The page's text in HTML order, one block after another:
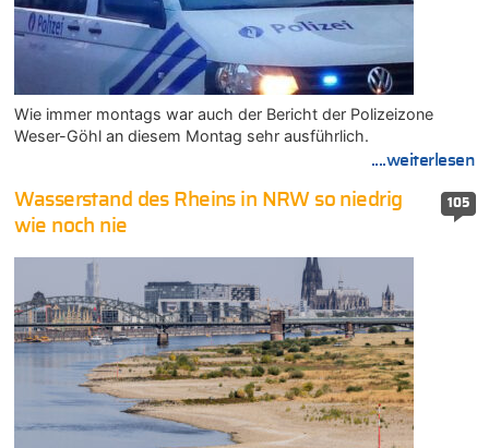
Wie immer montags war auch der Bericht der Polizeizone
Weser-Göhl an diesem Montag sehr ausführlich.
....weiterlesen
105
Wasserstand des Rheins in NRW so niedrig
wie noch nie